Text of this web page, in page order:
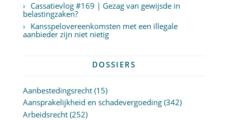
Cassatievlog #169 | Gezag van gewijsde in
belastingzaken?
Kansspelovereenkomsten met een illegale
aanbieder zijn niet nietig
DOSSIERS
Aanbestedingsrecht(15)
Aansprakelijkheid en schadevergoeding(342)
Arbeidsrecht(252)